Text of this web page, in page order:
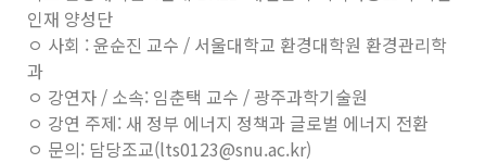
인재 양성단
ㅇ 사회 : 윤순진 교수 / 서울대학교 환경대학원 환경관리학
과
ㅇ 강연자 / 소속: 임춘택 교수 / 광주과학기술원
ㅇ 강연 주제: 새 정부 에너지 정책과 글로벌 에너지 전환
ㅇ 문의: 담당조교(lts0123@snu.ac.kr)